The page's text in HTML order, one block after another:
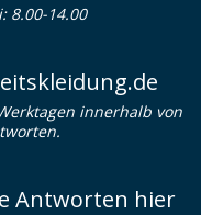
8.00-14.00
innerhalb von
Antworten hier